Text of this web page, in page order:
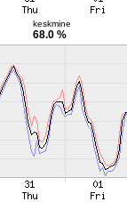
keskmine
68.0 %